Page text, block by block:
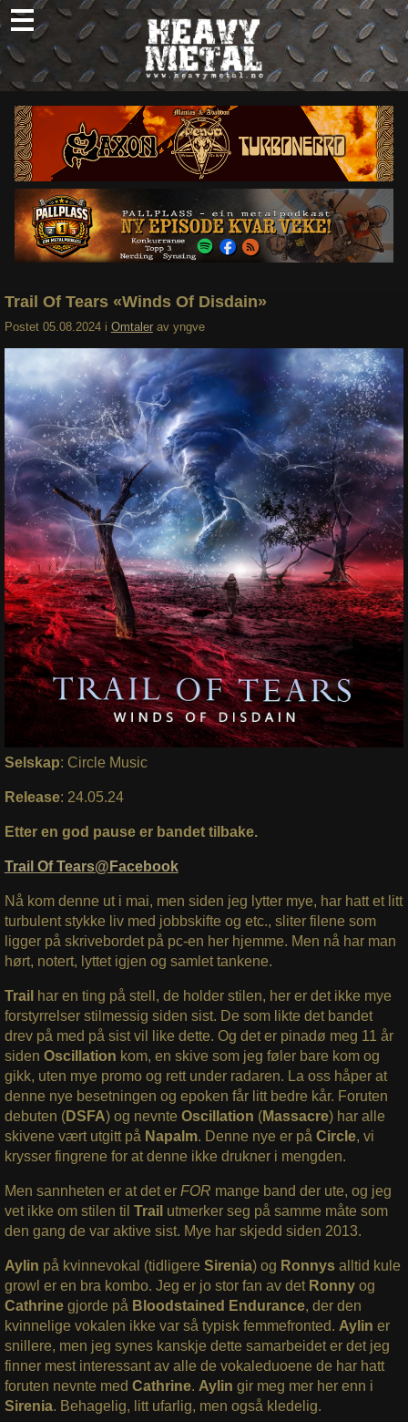
Skip
to
content
Nyheter
Omtaler
Intervjuer
Om oss
Abonner
Søk
Trail Of Tears «Winds Of Disdain»
Postet 05.08.2024 i Omtaler av yngve
Selskap: Circle Music
Release: 24.05.24
Etter en god pause er bandet tilbake.
Trail Of Tears@Facebook
Nå kom denne ut i mai, men siden jeg lytter mye, har hatt et litt
turbulent stykke liv med jobbskifte og etc., sliter filene som
ligger på skrivebordet på pc-en her hjemme. Men nå har man
hørt, notert, lyttet igjen og samlet tankene.
Trail har en ting på stell, de holder stilen, her er det ikke mye
forstyrrelser stilmessig siden sist. De som likte det bandet
drev på med på sist vil like dette. Og det er pinadø meg 11 år
siden Oscillation kom, en skive som jeg føler bare kom og
gikk, uten mye promo og rett under radaren. La oss håper at
denne nye besetningen og epoken får litt bedre kår. Foruten
debuten (DSFA) og nevnte Oscillation (Massacre) har alle
skivene vært utgitt på Napalm. Denne nye er på Circle, vi
krysser fingrene for at denne ikke drukner i mengden.
Men sannheten er at det er FOR mange band der ute, og jeg
vet ikke om stilen til Trail utmerker seg på samme måte som
den gang de var aktive sist. Mye har skjedd siden 2013.
Aylin på kvinnevokal (tidligere Sirenia) og Ronnys alltid kule
growl er en bra kombo. Jeg er jo stor fan av det Ronny og
Cathrine gjorde på Bloodstained Endurance, der den
kvinnelige vokalen ikke var så typisk femmefronted. Aylin er
snillere, men jeg synes kanskje dette samarbeidet er det jeg
finner mest interessant av alle de vokaleduoene de har hatt
foruten nevnte med Cathrine. Aylin gir meg mer her enn i
Sirenia. Behagelig, litt ufarlig, men også kledelig.